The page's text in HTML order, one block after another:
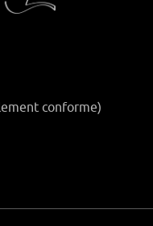
conforme)